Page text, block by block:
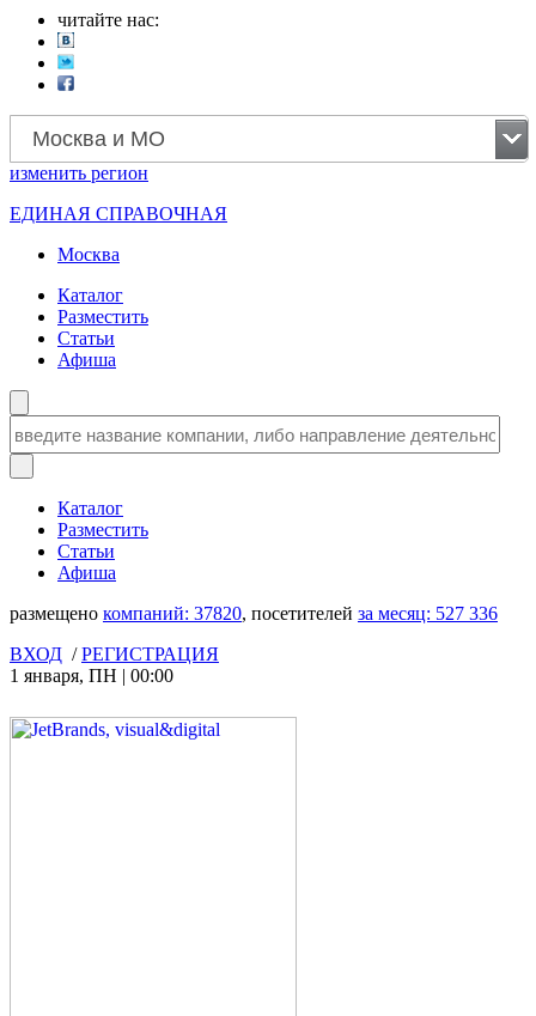
читайте нас:
Москва и МО
изменить регион
ЕДИНАЯ СПРАВОЧНАЯ
Москва
Каталог
Разместить
Статьи
Афиша
Каталог
Разместить
Статьи
Афиша
размещено компаний: 37820, посетителей за месяц: 527 336
ВХОД /РЕГИСТРАЦИЯ
1 января, ПН | 00:00